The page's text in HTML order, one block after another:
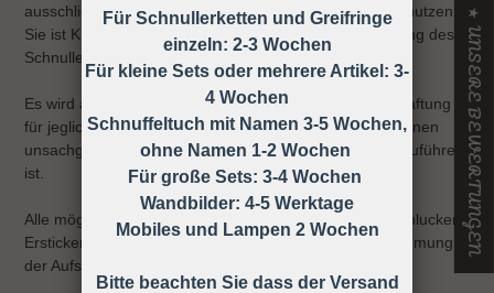
ausschließlich unter Aufsicht eines Erwachsenen zu benutzen!
Sie ist KEIN Spielzeug, sondern dient nur zur Befestigung des
Schnullers an der Kleidung.
Es wird ausdrücklich darauf hingewiesen, dass keine Haftung
für jegliche Art von Risiken übernommen wird, die auf einen
unsachgemäßen Gebrauch der Schnullerkette zurück zuführen
ist.
Alle möglichen Unfälle und Verletzungen wie z.B. Verschlucken,
Ersticken, Strangulieren ect. können durch die Wahrnehmung
der Aufsichtspflicht vermieden werden!
★ UNSERE BEWERTUNGEN
Für Schnullerketten und Greifringe
einzeln: 2-3 Wochen
Für kleine Sets oder mehrere Artikel: 3-
4 Wochen
Schnuffeltuch mit Namen 3-5 Wochen,
ohne Namen 1-2 Wochen
Für große Sets: 3-4 Wochen
Wandbilder: 4-5 Werktage
Mobiles und Lampen 2 Wochen
Bitte beachten Sie dass der Versand